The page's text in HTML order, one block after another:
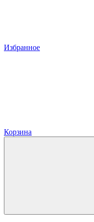
Избранное
Корзина